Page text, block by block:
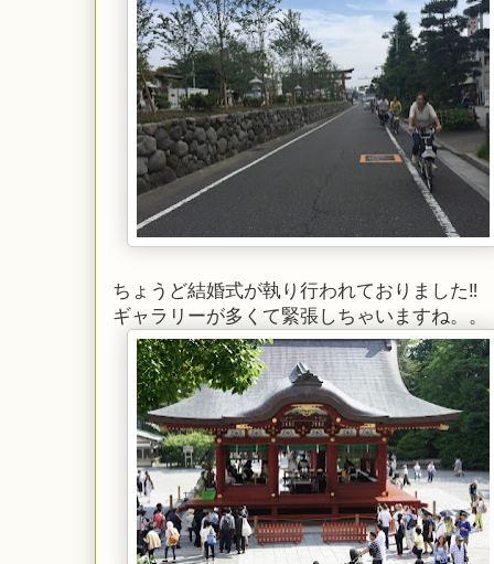
ちょうど結婚式が執り行われておりました‼︎
ギャラリーが多くて緊張しちゃいますね。。